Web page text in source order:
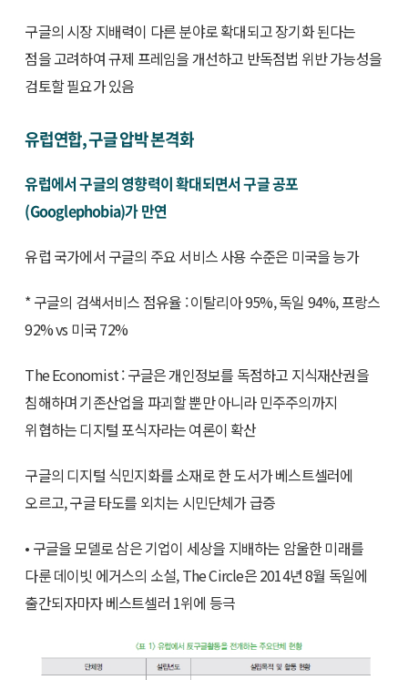
구글의 시장 지배력이 다른 분야로 확대되고 장기화 된다는
점을 고려하여 규제 프레임을 개선하고 반독점법 위반 가능성을
검토할 필요가 있음
유럽연합, 구글 압박 본격화
유럽에서 구글의 영향력이 확대되면서 구글 공포
(Googlephobia)가 만연
유럽 국가에서 구글의 주요 서비스 사용 수준은 미국을 능가
* 구글의 검색서비스 점유율 : 이탈리아 95%, 독일 94%, 프랑스
92% vs 미국 72%
The Economist : 구글은 개인정보를 독점하고 지식재산권을
침해하며 기존산업을 파괴할 뿐만 아니라 민주주의까지
위협하는 디지털 포식자라는 여론이 확산
구글의 디지털 식민지화를 소재로 한 도서가 베스트셀러에
오르고, 구글 타도를 외치는 시민단체가 급증
• 구글을 모델로 삼은 기업이 세상을 지배하는 암울한 미래를
다룬 데이빗 에거스의 소설, The Circle은 2014년 8월 독일에
출간되자마자 베스트셀러 1위에 등극